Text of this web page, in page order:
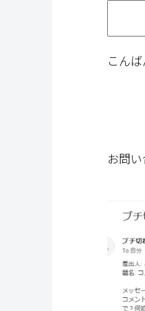
こんば
お問